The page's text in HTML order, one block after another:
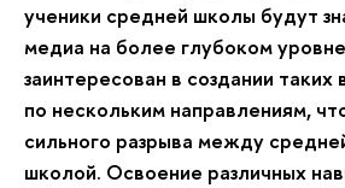
ученики средней школы будут
медиа на более глубоком
заинтересован в создании таких
по нескольким направлениям,
сильного разрыва между
школой. Освоение различных